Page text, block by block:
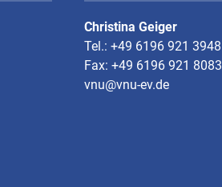
Christina Geiger
Tel.: +49 6196 921 3948
Fax: +49 6196 921 8083
vnu@vnu-ev.de